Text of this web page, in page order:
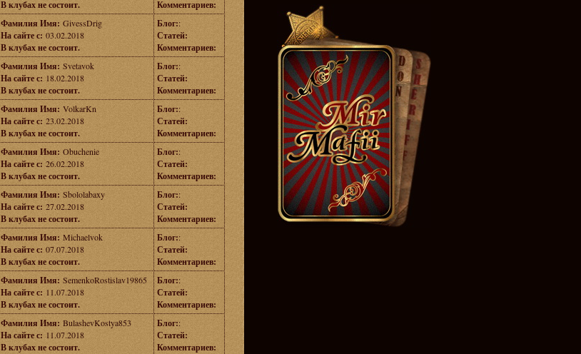
В клубах не состоит.
Комментариев:
Фамилия Имя: GivessDrig
На сайте с: 03.02.2018
В клубах не состоит.
Блог::
Статей:
Комментариев:
Фамилия Имя: Svetavok
На сайте с: 18.02.2018
В клубах не состоит.
Блог::
Статей:
Комментариев:
Фамилия Имя: VolkarKn
На сайте с: 23.02.2018
В клубах не состоит.
Блог::
Статей:
Комментариев:
Фамилия Имя: Obuchenie
На сайте с: 26.02.2018
В клубах не состоит.
Блог::
Статей:
Комментариев:
Фамилия Имя: Sbololabaxy
На сайте с: 27.02.2018
В клубах не состоит.
Блог::
Статей:
Комментариев:
Фамилия Имя: Michaelvok
На сайте с: 07.07.2018
В клубах не состоит.
Блог::
Статей:
Комментариев:
Фамилия Имя: SemenkoRostislav19865
На сайте с: 11.07.2018
В клубах не состоит.
Блог::
Статей:
Комментариев:
Фамилия Имя: BulashevKostya853
На сайте с: 11.07.2018
В клубах не состоит.
Блог::
Статей:
Комментариев: